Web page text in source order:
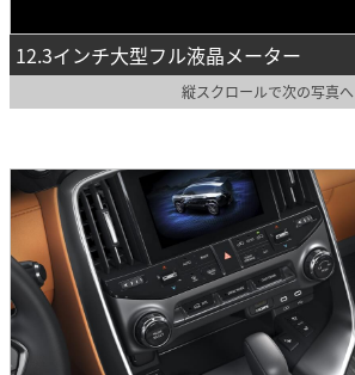
12.3インチ大型フル液晶メーター
縦スクロールで次の写真へ